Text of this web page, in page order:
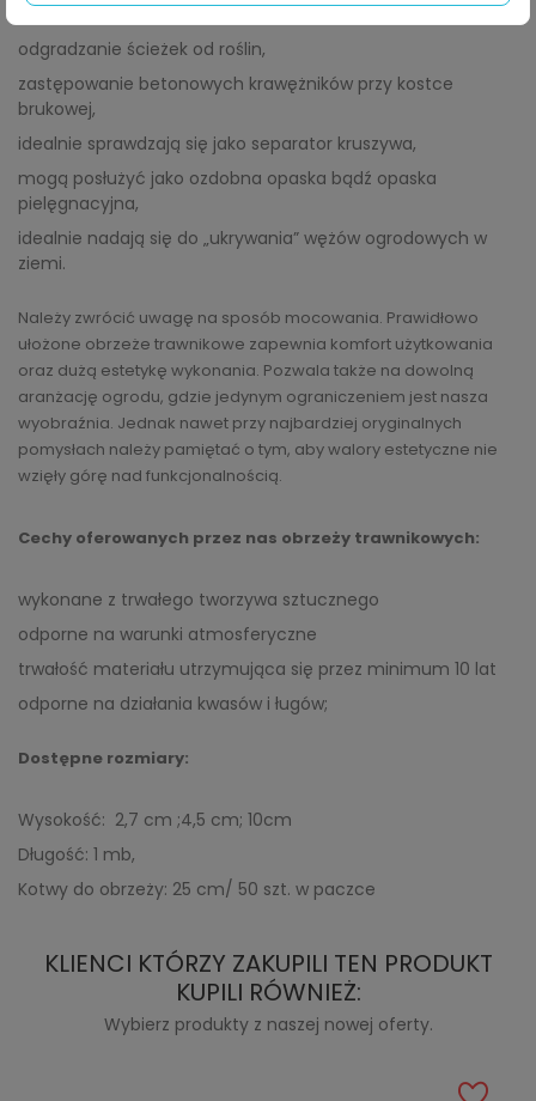
wyznaczanie granicy chodnika,
odgradzanie ścieżek od roślin,
zastępowanie betonowych krawężników przy kostce
brukowej,
idealnie sprawdzają się jako separator kruszywa,
mogą posłużyć jako ozdobna opaska bądź opaska
pielęgnacyjna,
idealnie nadają się do „ukrywania” wężów ogrodowych w
ziemi.
Należy zwrócić uwagę na sposób mocowania. Prawidłowo
ułożone obrzeże trawnikowe zapewnia komfort użytkowania
oraz dużą estetykę wykonania. Pozwala także na dowolną
aranżację ogrodu, gdzie jedynym ograniczeniem jest nasza
wyobraźnia. Jednak nawet przy najbardziej oryginalnych
pomysłach należy pamiętać o tym, aby walory estetyczne nie
wzięły górę nad funkcjonalnością.
Cechy oferowanych przez nas obrzeży trawnikowych:
wykonane z trwałego tworzywa sztucznego
odporne na warunki atmosferyczne
trwałość materiału utrzymująca się przez minimum 10 lat
odporne na działania kwasów i ługów;
Dostępne rozmiary:
Wysokość: 2,7 cm ;4,5 cm; 10cm
Długość: 1 mb,
Kotwy do obrzeży: 25 cm/ 50 szt. w paczce
KLIENCI KTÓRZY ZAKUPILI TEN PRODUKT
KUPILI RÓWNIEŻ:
Wybierz produkty z naszej nowej oferty.